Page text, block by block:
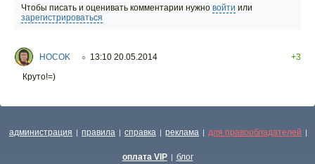
Чтобы писать и оценивать комментарии нужно войти или
зарегистрироваться
HOCOK ○ 13:10 20.05.2014
+3
Круто!=)
администрация | правила | справка | реклама | для правообладателей |
оплата VIP | блог